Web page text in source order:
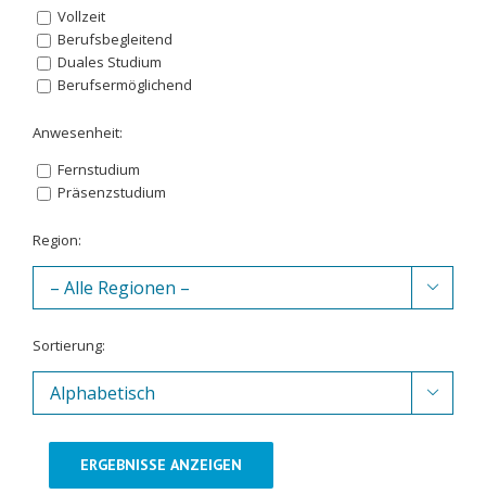
Vollzeit
Berufsbegleitend
Duales Studium
Berufsermöglichend
Anwesenheit:
Fernstudium
Präsenzstudium
Region:

Sortierung:

ERGEBNISSE ANZEIGEN